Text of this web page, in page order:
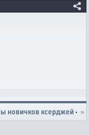
новичков ксерджей · »